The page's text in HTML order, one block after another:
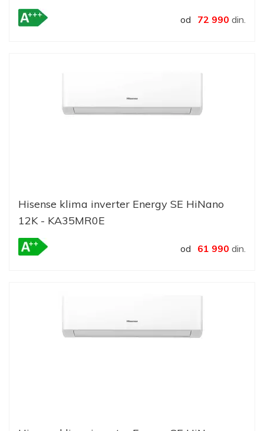
od 72 990 din.
Hisense klima inverter Energy SE HiNano
12K - KA35MR0E
od 61 990 din.